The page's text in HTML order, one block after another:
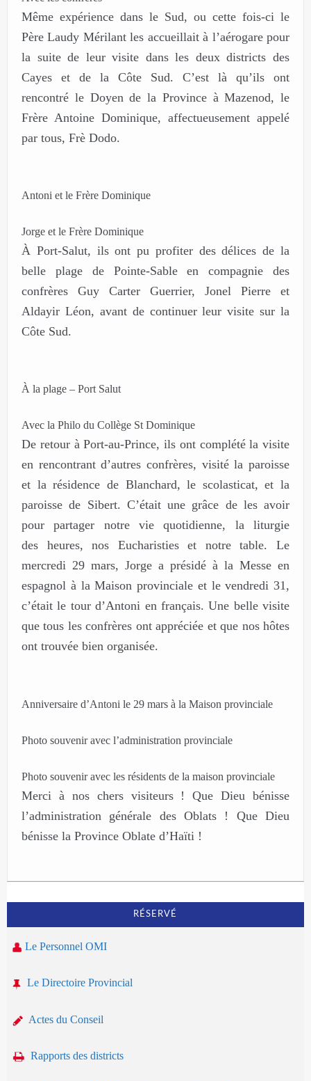
Même expérience dans le Sud, ou cette fois-ci le
Père Laudy Mérilant les accueillait à l’aérogare pour
la suite de leur visite dans les deux districts des
Cayes et de la Côte Sud. C’est là qu’ils ont
rencontré le Doyen de la Province à Mazenod, le
Frère Antoine Dominique, affectueusement appelé
par tous, Frè Dodo.
Antoni et le Frère Dominique
Jorge et le Frère Dominique
À Port-Salut, ils ont pu profiter des délices de la
belle plage de Pointe-Sable en compagnie des
confrères Guy Carter Guerrier, Jonel Pierre et
Aldayir Léon, avant de continuer leur visite sur la
Côte Sud.
À la plage – Port Salut
Avec la Philo du Collège St Dominique
De retour à Port-au-Prince, ils ont complété la visite
en rencontrant d’autres confrères, visité la paroisse
et la résidence de Blanchard, le scolasticat, et la
paroisse de Sibert. C’était une grâce de les avoir
pour partager notre vie quotidienne, la liturgie
des heures, nos Eucharisties et notre table. Le
mercredi 29 mars, Jorge a présidé à la Messe en
espagnol à la Maison provinciale et le vendredi 31,
c’était le tour d’Antoni en français. Une belle visite
que tous les confrères ont appréciée et que nos hôtes
ont trouvée bien organisée.
Anniversaire d’Antoni le 29 mars à la Maison provinciale
Photo souvenir avec l’administration provinciale
Photo souvenir avec les résidents de la maison provinciale
Merci à nos chers visiteurs ! Que Dieu bénisse
l’administration générale des Oblats ! Que Dieu
bénisse la Province Oblate d’Haïti !
RÉSERVÉ
Le Personnel OMI
Le Directoire Provincial
Actes du Conseil
Rapports des districts